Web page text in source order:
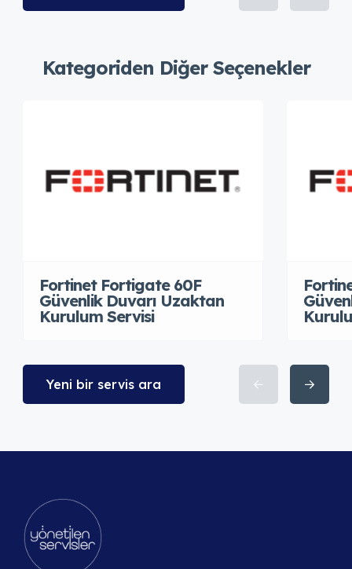
Kategoriden Diğer Seçenekler
Fortinet Fortigate 60F
Güvenlik Duvarı Uzaktan
Kurulum Servisi
Yeni bir servis ara